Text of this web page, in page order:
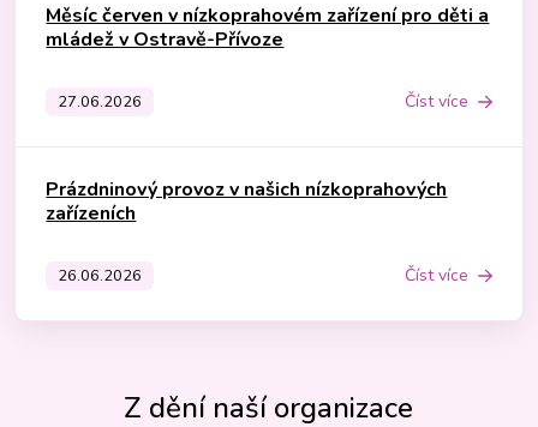
Měsíc červen v nízkoprahovém zařízení pro děti a
mládež v Ostravě-Přívoze
27.06.2026 Číst více
Prázdninový provoz v našich nízkoprahových
zařízeních
26.06.2026 Číst více
Z dění naší organizace